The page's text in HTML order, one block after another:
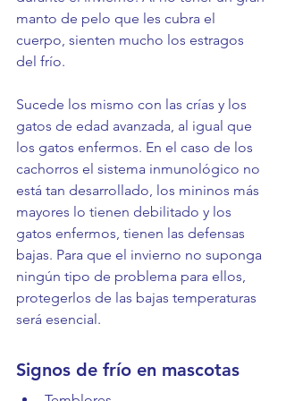
manto de pelo que les cubra el
cuerpo, sienten mucho los estragos
del frío.
Sucede los mismo con las crías y los
gatos de edad avanzada, al igual que
los gatos enfermos. En el caso de los
cachorros el sistema inmunológico no
está tan desarrollado, los mininos más
mayores lo tienen debilitado y los
gatos enfermos, tienen las defensas
bajas. Para que el invierno no suponga
ningún tipo de problema para ellos,
protegerlos de las bajas temperaturas
será esencial.
Signos de frío en mascotas